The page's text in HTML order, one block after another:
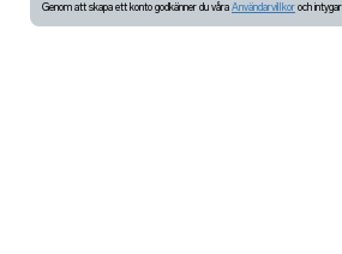
Genom att skapa ett konto godkänner du våra Användarvillkor och